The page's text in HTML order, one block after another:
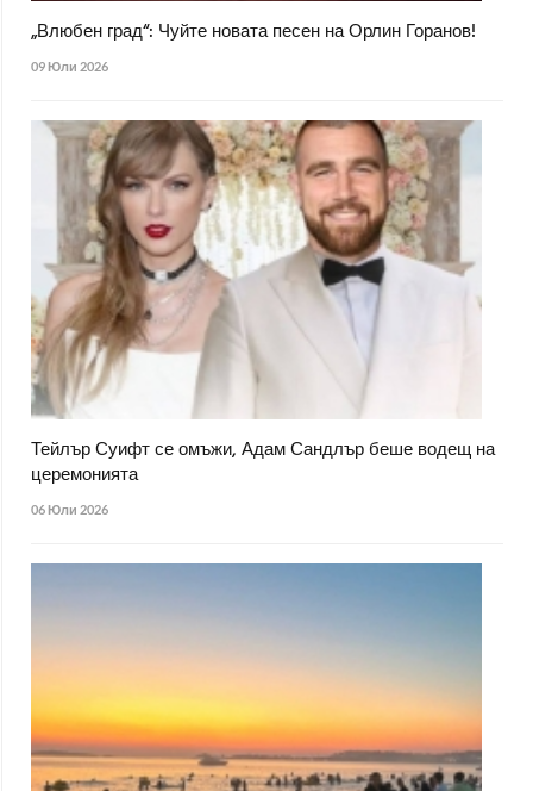
„Влюбен град“: Чуйте новата песен на Орлин Горанов!
09 Юли 2026
Тейлър Суифт се омъжи, Адам Сандлър беше водещ на
церемонията
06 Юли 2026